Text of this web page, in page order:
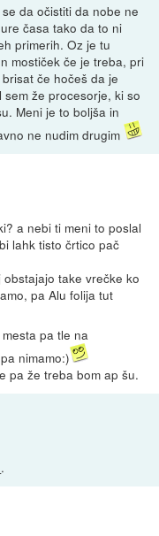
da očistiti da nobe ne
časa tako da to ni
primerih. Oz je tu
mostiček če je treba, pri
če hočeš da je
že procesorje, ki so
Meni je to boljša in
ne nudim drugim
a nebi ti meni to poslal
lahk tisto črtico pač
take vrečke ko
pa Alu folija tut
pa tle na
nimamo:)
pa že treba bom ap šu.
.